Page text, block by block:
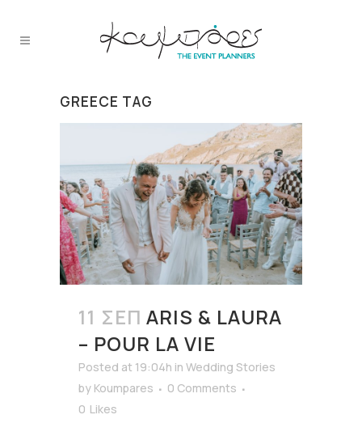
GREECE TAG
11 ΣΕΠ ARIS & LAURA
– POUR LA VIE
Posted at 19:04h in Wedding Stories
by Koumpares
0 Comments
0 Likes